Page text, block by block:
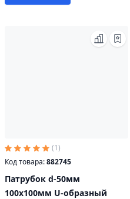
(1)
Код товара:882745
Патрубок d-50мм
100х100мм U-образный